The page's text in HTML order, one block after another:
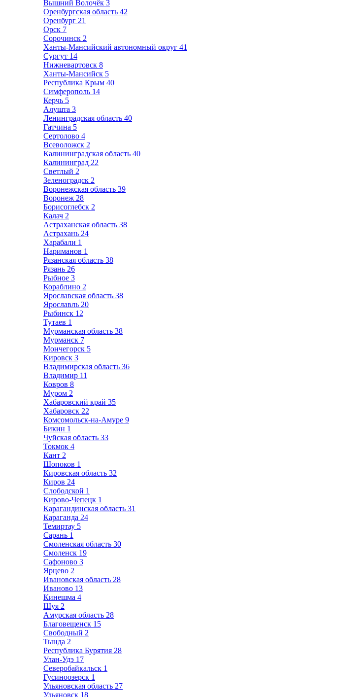
Вышний Волочёк 3
Оренбургская область 42
Оренбург 21
Орск 7
Сорочинск 2
Ханты-Мансийский автономный округ 41
Сургут 14
Нижневартовск 8
Ханты-Мансийск 5
Республика Крым 40
Симферополь 14
Керчь 5
Алушта 3
Ленинградская область 40
Гатчина 5
Сертолово 4
Всеволожск 2
Калининградская область 40
Калининград 22
Светлый 2
Зеленоградск 2
Воронежская область 39
Воронеж 28
Борисоглебск 2
Калач 2
Астраханская область 38
Астрахань 24
Харабали 1
Нариманов 1
Рязанская область 38
Рязань 26
Рыбное 3
Кораблино 2
Ярославская область 38
Ярославль 20
Рыбинск 12
Тутаев 1
Мурманская область 38
Мурманск 7
Мончегорск 5
Кировск 3
Владимирская область 36
Владимир 11
Ковров 8
Муром 2
Хабаровский край 35
Хабаровск 22
Комсомольск-на-Амуре 9
Бикин 1
Чуйская область 33
Токмок 4
Кант 2
Шопоков 1
Кировская область 32
Киров 24
Слободской 1
Кирово-Чепецк 1
Карагандинская область 31
Караганда 24
Темиртау 5
Сарань 1
Смоленская область 30
Смоленск 19
Сафоново 3
Ярцево 2
Ивановская область 28
Иваново 13
Кинешма 4
Шуя 2
Амурская область 28
Благовещенск 15
Свободный 2
Тында 2
Республика Бурятия 28
Улан-Удэ 17
Северобайкальск 1
Гусиноозерск 1
Ульяновская область 27
Ульяновск 18